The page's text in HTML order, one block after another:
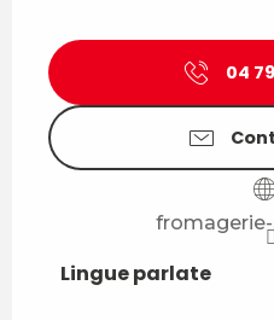
04
Lingue parlate
Lingue parlate